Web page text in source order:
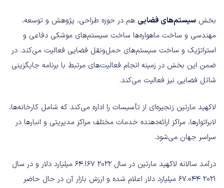
بخش سیستم‌های فضایی هم در حوزه طراحی، پژوهش و توسعه،
مهندسی و ساخت ماهواره‌ها ساخت سیستم‌های موشکی دفاعی و
استراتژیک و ساخت سیستم‌های حمل‌ونقل فضایی فعالیت می‌کند. در
ضمن این بخش در زمینه انجام فعالیت‌های مرتبط با برنامه جایگزینی
شاتل فضایی نیز فعالیت می‌کند.
لاکهید مارتین زنجیره‌ای از تأسیسات را اداره می‌کند که شامل کارخانه‌ها،
لابراتوارها، مراکز ارائه‌دهنده خدمات مختلف مراکز مدیریتی و انبارها در
سراسر جهان می‌شود.
درآمد سالانه لاکهید مارتین در سال ۲۰۲۲ ۶۴.۱۶۷ میلیارد دلار و در سال
۲۰۲۱ ۶۷.۰۴۴ میلیارد دلار اعلام شده و ارزش بازار آن در حال حاضر